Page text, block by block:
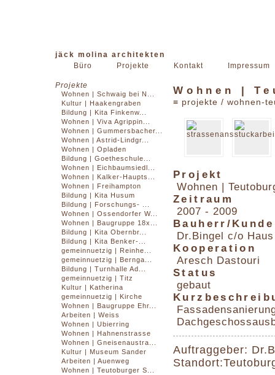
jäck molina architekten
Büro
Projekte Kontakt Impressum
Projekte
Wohnen | Schwaig bei N...
Kultur | Haakengraben
Bildung | Kita Finkenw...
Wohnen | Viva Agrippin...
Wohnen | Gummersbacher...
Wohnen | Astrid-Lindgr...
Wohnen | Opladen
Bildung | Goetheschule...
Wohnen | Eichbaumsiedl...
Wohnen | Kalker-Haupts...
Wohnen | Freihampton
Bildung | Kita Husum
Bildung | Forschungs- ...
Wohnen | Ossendorfer W...
Wohnen | Baugruppe 18x...
Bildung | Kita Obernbr...
Bildung | Kita Benker-...
gemeinnuetzig | Reinhe...
gemeinnuetzig | Bernga...
Bildung | Turnhalle Ad...
gemeinnuetzig | Titz
Kultur | Katherina
gemeinnuetzig | Kirche
Wohnen | Baugruppe Ehr...
Arbeiten | Weiss
Wohnen | Ubierring
Wohnen | Hahnenstrasse
Wohnen | Gneisenaustra...
Kultur | Museum Sander
Arbeiten | Auenweg
Wohnen | Teutoburger S...
Wohnen |
≡ projekte / wohnen-
Projekt
Wohnen |
Zeitraum
2007 - 2009
Bauherr/Kunde
Dr.Bingel c/o
Kooperation
Aresch Dastouri
Status
gebaut
Auftraggeber: